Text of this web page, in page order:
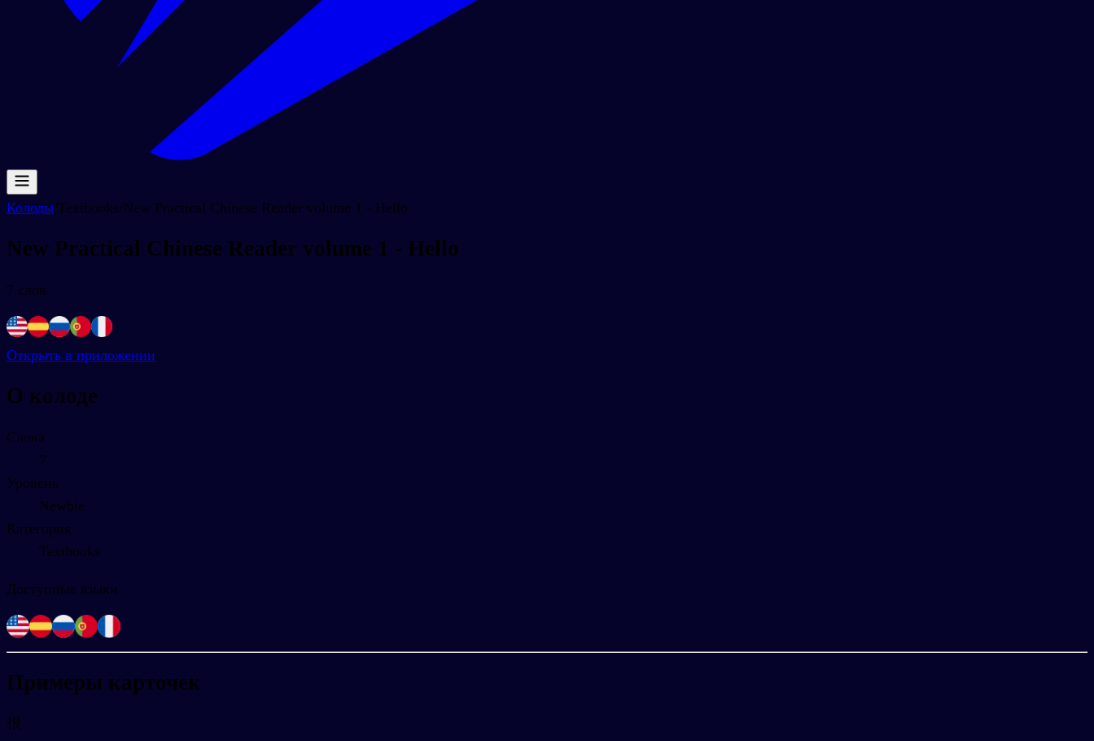
Колоды/Textbooks/New Practical Chinese Reader volume 1 - Hello
New Practical Chinese Reader volume 1 - Hello
7 слов
Открыть в приложении
О колоде
Слова
7
Уровень
Newbie
Категория
Textbooks
Доступные языки
Примеры карточек
很